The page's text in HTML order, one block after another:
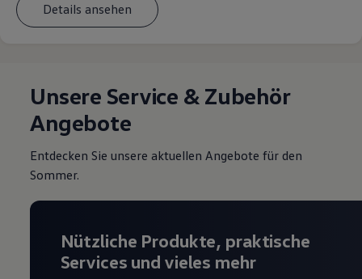
Details ansehen
Unsere Service & Zubehör
Angebote
Entdecken Sie unsere aktuellen Angebote für den
Sommer.
Nützliche Produkte, praktische
Services und vieles mehr